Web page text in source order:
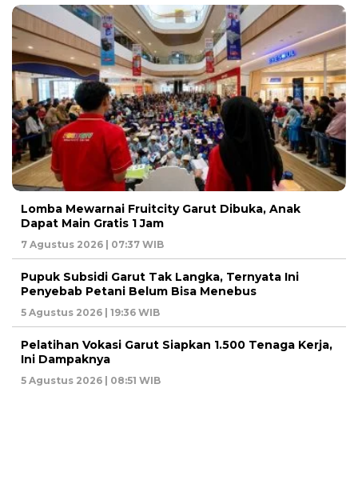
Lomba Mewarnai Fruitcity Garut Dibuka, Anak
Dapat Main Gratis 1 Jam
7 Agustus 2026 | 07:37 WIB
Pupuk Subsidi Garut Tak Langka, Ternyata Ini
Penyebab Petani Belum Bisa Menebus
5 Agustus 2026 | 19:36 WIB
Pelatihan Vokasi Garut Siapkan 1.500 Tenaga Kerja,
Ini Dampaknya
5 Agustus 2026 | 08:51 WIB